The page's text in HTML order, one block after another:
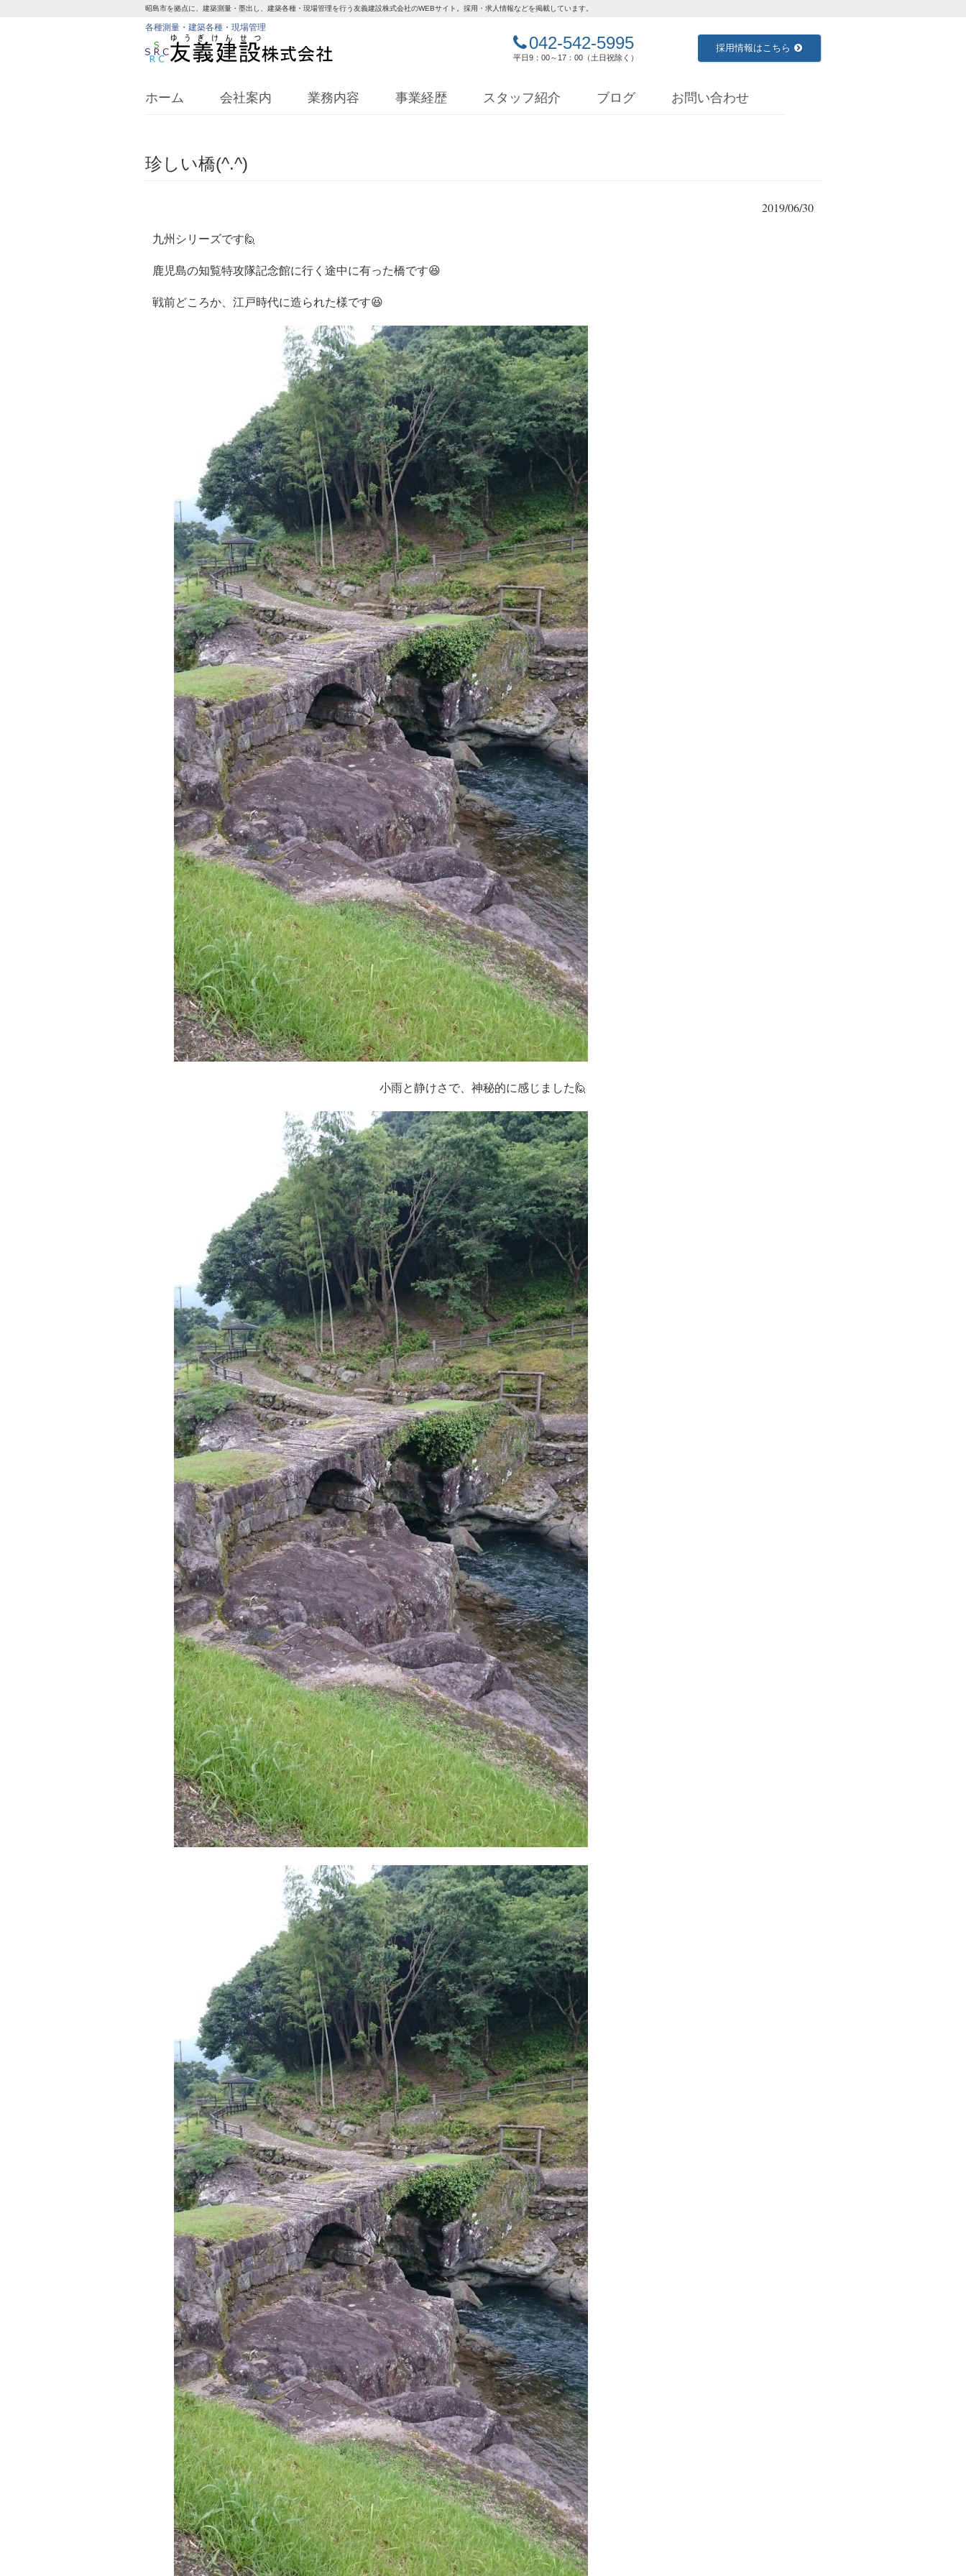
昭島市を拠点に、建築測量・墨出し、建築各種・現場管理を行う友義建設株式会社のWEBサイト。採用・求人情報などを掲載しています。
各種測量・建築各種・現場管理
042-542-5995
平日9：00～17：00（土日祝除く）
採用情報はこちら
ホーム 会社案内 業務内容 事業経歴 スタッフ紹介 ブログ お問い合わせ
珍しい橋(^.^)
2019/06/30
九州シリーズです🙋
鹿児島の知覧特攻隊記念館に行く途中に有った橋です😆
戦前どころか、江戸時代に造られた様です😆
小雨と静けさで、神秘的に感じました🙋